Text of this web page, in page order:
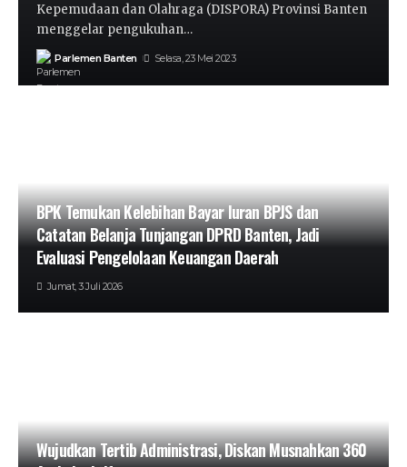
Kepemudaan dan Olahraga (DISPORA) Provinsi Banten
menggelar pengukuhan…
Parlemen Banten Selasa, 23 Mei 2023
BPK Temukan Kelebihan Bayar Iuran BPJS dan
Catatan Belanja Tunjangan DPRD Banten, Jadi
Evaluasi Pengelolaan Keuangan Daerah
Jumat, 3 Juli 2026
Wujudkan Tertib Administrasi, Diskan Musnahkan 360